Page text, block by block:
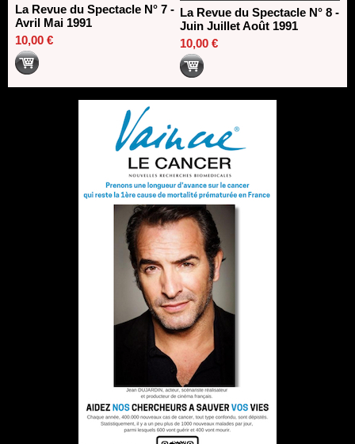
La Revue du Spectacle N° 7 -
Avril Mai 1991
10,00 €
La Revue du Spectacle N° 8 -
Juin Juillet Août 1991
10,00 €